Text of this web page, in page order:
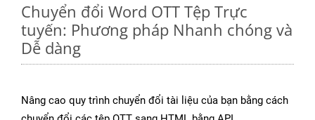
Chuyển đổi Word OTT Tệp Trực
tuyến: Phương pháp Nhanh chóng và
Dễ dàng
Nâng cao quy trình chuyển đổi tài liệu của bạn bằng cách